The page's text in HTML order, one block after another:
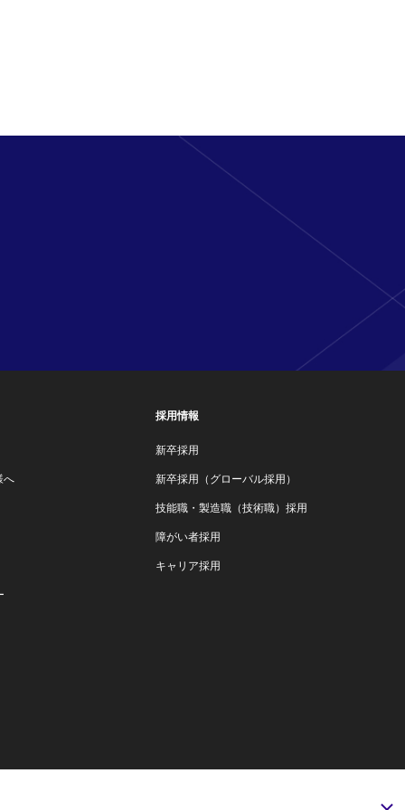
へ
採用情報
新卒採用
新卒採用（グローバル採用）
技能職・製造職（技術職）採用
障がい者採用
キャリア採用